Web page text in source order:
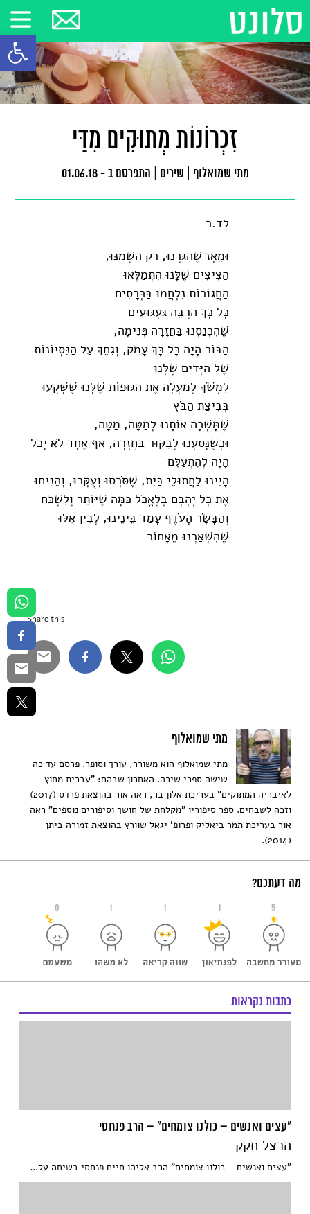
פתח
זִכְרוֹנוֹת מְתוּקִים מִדַּי
מתי שמואלוף שירים התפרסם ב - 01.06.18
לד.ר
וּמֵאָז שֶׁהִגַּרְנוּ, רַק הִשְׁמַנּוּ,
הַצִּיצִים שֶׁלָּנוּ הִתְמַלְּאוּ
הַחֲגוֹרוֹת נִלְחֲמוּ בַּכְּרָסִים
כָּל כָּךְ הַרְבֵּה גַּעְגּוּעִים
שֶׁהִכְנַסְנוּ בַּחֲזָרָה פְּנִימָה,
הַבּוֹר הָיָה כָּל כָּךְ עָמֹק, וְגִחֵךְ עַל הַנִּסְיוֹנוֹת
שֶׁל הַיָּדַיִם שֶׁלָּנוּ
לִמְשֹׁךְ לְמַעְלָה אֶת הַגּוּפוֹת שֶׁלָּנוּ שֶׁשָּׁקְעוּ
בְּבִיצַת הַבֹּץ
שֶׁמָּשְׁכָה אוֹתָנוּ לְמַטָּה, מַטָּה,
וּכְשֶׁנָּסַעְנוּ לְבִקּוּר בַּחֲזָרָה, אַף אֶחָד לֹא יָכֹל
הָיָה לְהִתְעַלֵּם
הָיִינוּ לַחֲתוּלֵי בַּיִת, שֶׁסֹּרְסוּ וְעֻקְּרוּ, וְהֵנִיחוּ
אֶת כָּל יְהָבָם בְּלֶאֱכֹל כַּמָּה שֶׁיּוֹתֵר וְלִשְׁכֹּחַ
וְהַבָּשָׂר הָעֹדֶף עָמַד בֵּינֵינוּ, לְבֵין אֵלּוּ
שֶׁהִשְׁאַרְנוּ מֵאָחוֹר
Share this...
מתי שמואלוף
מתי שמואלוף הוא משורר, עורך וסופר. פרסם עד כה
שישה ספרי שירה. האחרון שבהם: "עברית מחוץ
לאיבריה המתוקים" בעריכת אלון בר, ראה אור בהוצאת פרדס (2017)
וזכה לשבחים. ספר סיפוריו "מקלחת של חושך וסיפורים נוספים" ראה
אור בעריכת תמר ביאליק ופרופ' יגאל שוורץ בהוצאת זמורה ביתן
(2014).
מה דעתכם?
0 1 1 1 5
כתבות נקראות
"עצים ואנשים – כולנו צומחים" – הרב פנחסי
הרצל חקק
"עצים ואנשים – כולנו צומחים" הרב אליהו חיים פנחסי בשיחה על...